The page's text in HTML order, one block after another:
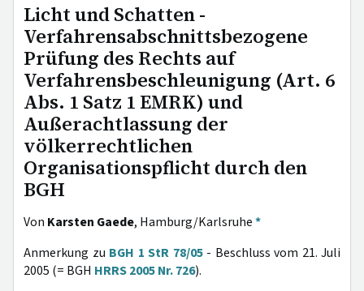
Licht und Schatten -
Verfahrensabschnittsbezogene
Prüfung des Rechts auf
Verfahrensbeschleunigung (Art. 6
Abs. 1 Satz 1 EMRK) und
Außerachtlassung der
völkerrechtlichen
Organisationspflicht durch den
BGH
Von Karsten Gaede, Hamburg/Karlsruhe*
Anmerkung zu BGH 1 StR 78/05- Beschluss vom 21. Juli
2005 (= BGH HRRS 2005 Nr. 726).